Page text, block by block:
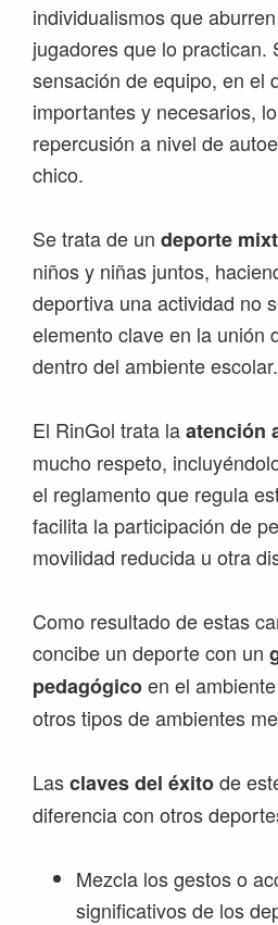
individualismos que
jugadores que lo practican.
sensación de equipo, en el
importantes y necesarios,
repercusión a nivel de
chico.
Se trata de un deporte
niños y niñas juntos,
deportiva una actividad no
elemento clave en la unión
dentro del ambiente escolar.
El RinGol trata laatención
mucho respeto,
el reglamento que regula
facilita la participación de
movilidad reducida u otra
Como resultado de estas
concibe un deporte con un
pedagógicoen el
otros tipos de ambientes
Lasclaves del éxitode
diferencia con otros
Mezcla los gestos o
significativos de los